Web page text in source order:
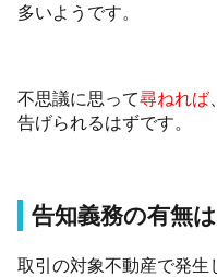
多いようです。
不思議に思って尋ねれば
告げられるはずです。
告知義務の有無
取引の対象不動産で発